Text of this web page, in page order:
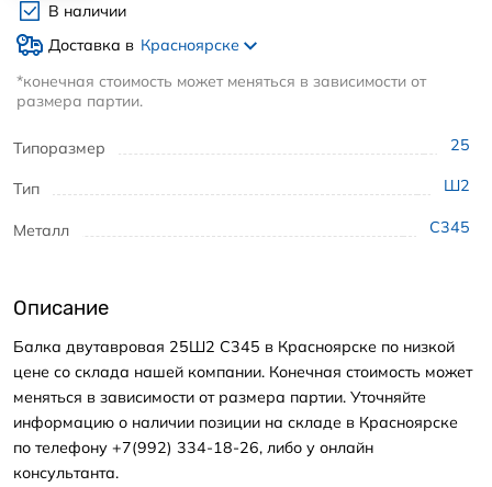
Типоразмер 25
Тип Ш2
Металл С345
В наличии
Доставка в Красноярске
*конечная стоимость может меняться в зависимости от
размера партии.
Описание
Балка двутавровая 25Ш2 С345 в Красноярске по низкой
цене со склада нашей компании. Конечная стоимость может
меняться в зависимости от размера партии. Уточняйте
информацию о наличии позиции на складе в Красноярске
по телефону +7(992) 334-18-26, либо у онлайн
консультанта.